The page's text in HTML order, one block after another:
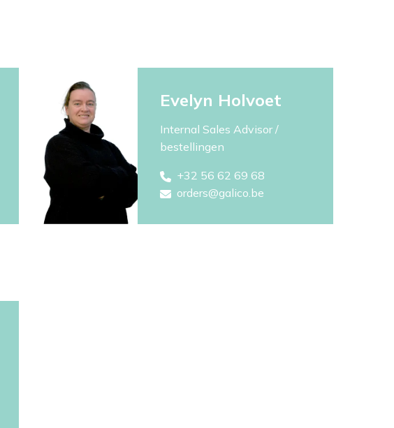
Evelyn Holvoet
Internal Sales Advisor /
bestellingen
+32 56 62 69 68
orders@galico.be